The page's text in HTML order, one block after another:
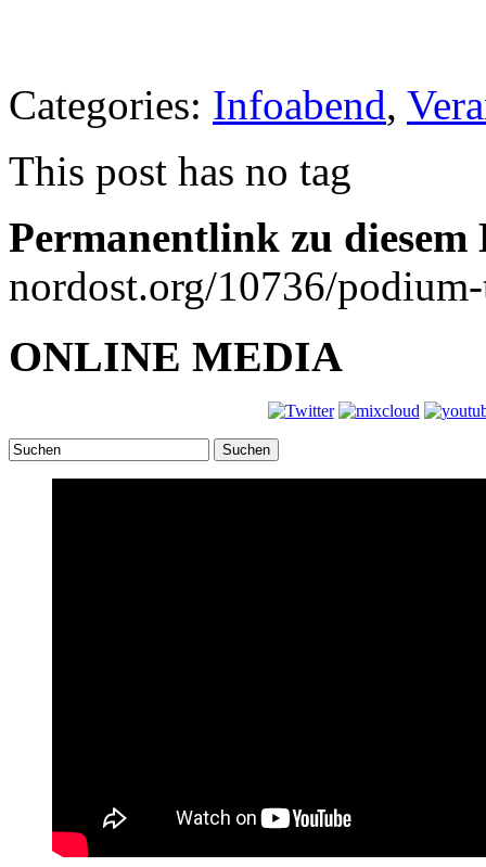
Categories: Infoabend,
This post has no tag
Permanentlink zu
nordost.org/10736/
ONLINE MEDIA
Suchen